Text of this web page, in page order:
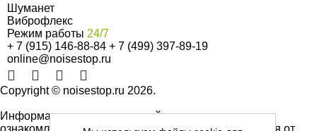
Шуманет
Виброфлекс
Режим работы 24/7
+ 7 (915) 146-88-84 + 7 (499) 397-89-19
online@noisestop.ru
Copyright © noisestop.ru 2026.
Информация о товарах на сайте приведена в целях
ознакомленияя. Фотографии, цвета могут отличаться от